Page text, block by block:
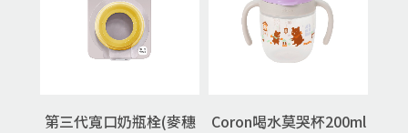
第三代寬口奶瓶栓(麥穗
Coron喝水莫哭杯200ml